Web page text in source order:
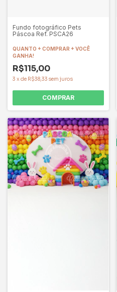
Fundo fotográfico Pets
Páscoa Ref. PSCA26
QUANTO + COMPRAR + VOCÊ
GANHA!
R$115,00
3 x de R$38,33 sem juros
COMPRAR